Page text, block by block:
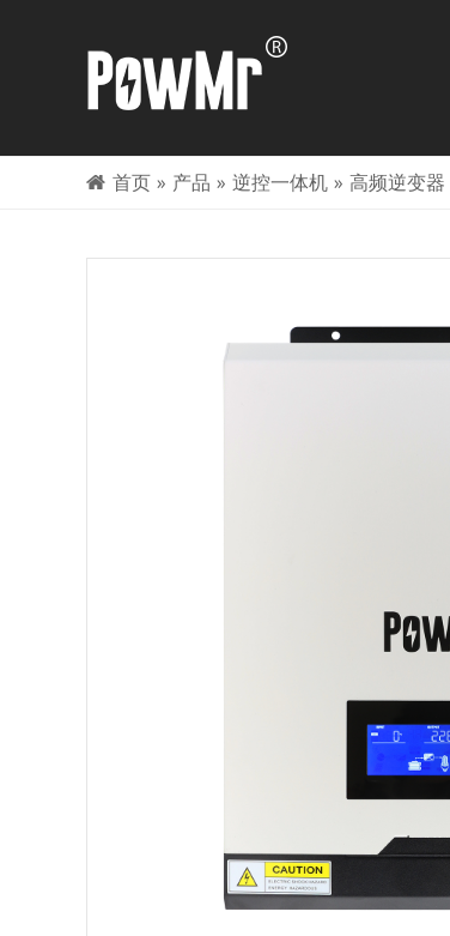
首页 » 产品 » 逆控一体机 » 高频逆变器